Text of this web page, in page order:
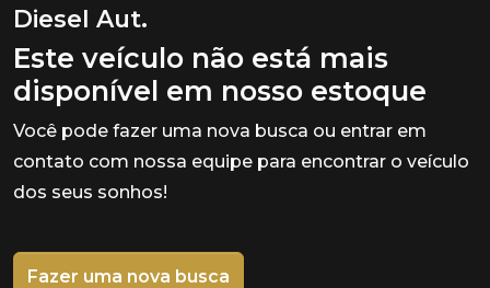
Diesel Aut.
Este veículo não está mais
disponível em nosso estoque
Você pode fazer uma nova busca ou entrar em
contato com nossa equipe para encontrar o veículo
dos seus sonhos!
Fazer uma nova busca